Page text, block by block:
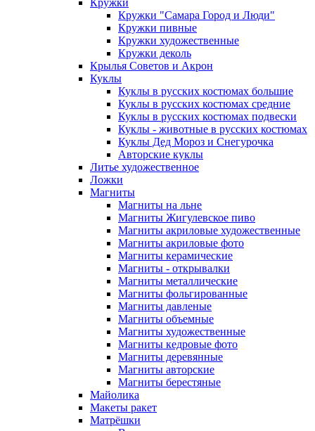
Кружки
Кружки "Самара Город и Люди"
Кружки пивные
Кружки художественные
Кружки деколь
Крылья Советов и Акрон
Куклы
Куклы в русских костюмах большие
Куклы в русских костюмах средние
Куклы в русских костюмах подвески
Куклы - животные в русских костюмах
Куклы Дед Мороз и Снегурочка
Авторские куклы
Литье художественное
Ложки
Магниты
Магниты на льне
Магниты Жигулевское пиво
Магниты акриловые художественные
Магниты акриловые фото
Магниты керамические
Магниты - открывалки
Магниты металлические
Магниты фольгированные
Магниты давленые
Магниты объемные
Магниты художественные
Магниты кедровые фото
Магниты деревянные
Магниты авторские
Магниты берестяные
Майолика
Макеты ракет
Матрёшки